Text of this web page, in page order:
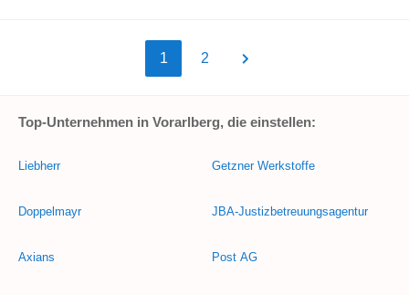
1 2
Top-Unternehmen in Vorarlberg, die einstellen:
Liebherr
Doppelmayr
Axians
Getzner Werkstoffe
JBA-Justizbetreuungsagentur
Post AG